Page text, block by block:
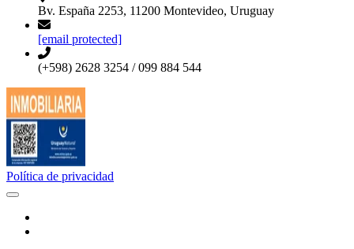
Bv. España 2253, 11200 Montevideo, Uruguay
[email protected]
(+598) 2628 3254 / 099 884 544
Política de privacidad